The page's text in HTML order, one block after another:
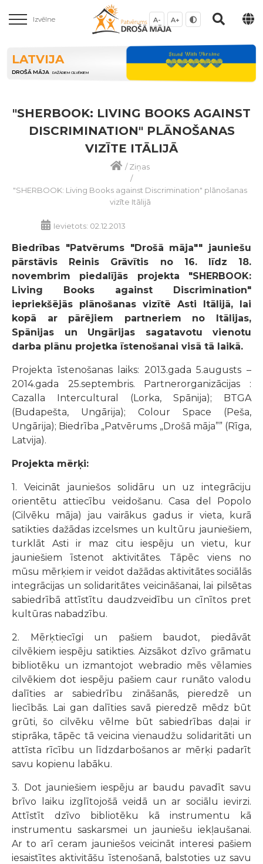
Izvēlne A- A+
LATVIJA
DROŠĀ MĀJA DAŽĀDIEM CILVĒKIEM
"SHERBOOK: LIVING BOOKS AGAINST
DISCRIMINATION" PLĀNOŠANAS
VIZĪTE ITĀLIJĀ
/Ziņas
/
"SHERBOOK: Living Books against Discrimination" plānošanas
vizīte Itālijā
Ievietots: 02.12.2013
Biedrības "Patvērums "Drošā māja"" jauniešu
pārstāvis Reinis Grāvītis no 16. līdz 18.
novembrim piedalījās projekta "SHERBOOK:
Living Books against Discrimination"
iepriekšējās plānošanas vizītē Asti Itālijā, lai
kopā ar pārējiem partneriem no Itālijas,
Spānijas un Ungārijas sagatavotu vienotu
darba plānu projetka īstenošanai visā tā laikā.
Projekta īstenošanas laiks: 2013.gada 5.augusts –
2014.gada 25.septembris. Partnerorganizācijas :
Cazalla Intercultural (Lorka, Spānija); BTGA
(Budapešta, Ungārija); Colour Space (Peša,
Ungārija); Biedrība „Patvērums „Drošā māja”” (Rīga,
Latvija).
Projekta mērķi:
1. Veicināt jauniešos solidāru un uz integrāciju
orientētu attiecību veidošanu. Casa del Popolo
(Cilvēku māja) jau vairākus gadus ir vieta, kurā
satikties dažādas izcelsmes un kultūru jauniešiem,
turklāt Asti ir maz citu iespēju un vietu, kur
jauniešiem īstenot aktivitātes. Tāpēc viens no
mūsu mērķiem ir veidot dažādas aktivitātes sociālās
integrācijas un solidaritātes veicināšanai, lai pilsētas
sabiedrībā attīstītu daudzveidību un cīnītos pret
kultūras nabadzību.
2. Mērķtiecīgi un pašiem baudot, piedāvāt
cilvēkiem iespēju satikties. Aizsākot dzīvo grāmatu
bibliotēku un izmantojot webradio mēs vēlamies
cilvēkiem dot iespēju pašiem caur runāto valodu
dalīties ar sabiedrību zināšanās, pieredzē un
liecībās. Lai gan dalīties savā pieredzē mēdz būt
grūti, šo cilvēku vēlme būt sabiedrības daļai ir
stiprāka, tāpēc tā veicina vienaudžu solidaritāti un
attīsta rīcību un līdzdarbošanos ar mērķi padarīt
savu kopienu labāku.
3. Dot jauniešiem iespēju ar baudu pavadīt savu
brīvo laiku izglītojošā veidā un ar sociālu ievirzi.
Attīstīt dzīvo bibliotēku kā instrumentu kā
instrumentu saskarsmei un jauniešu iekļaušanai.
Ar to arī ceram jauniešos veicināt interesi pašiem
iesaistītes aktivitāšu īstenošanā, balstoties uz savu